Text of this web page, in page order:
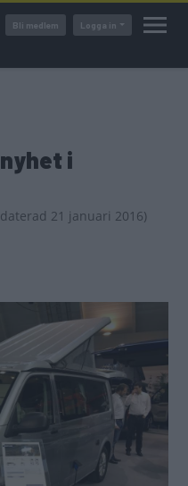
Bli medlem Logga in
i
21 januari 2016)